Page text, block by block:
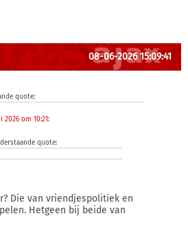
08-06-2026 15:09:41
quote:
2026 om 10:21:
quote:
Die van vriendjespolitiek en
Hetgeen bij beide van